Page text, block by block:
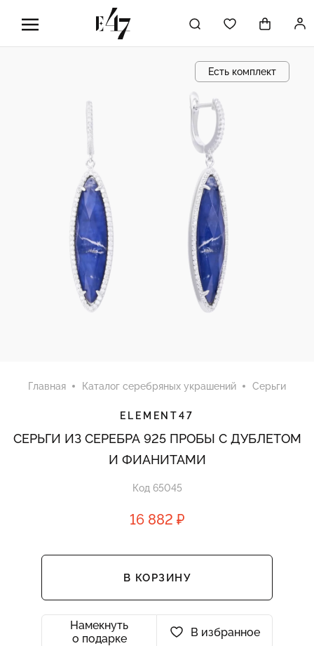
Есть комплект
Главная Каталог серебряных украшений Серьги
ELEMENT47
СЕРЬГИ ИЗ СЕРЕБРА 925 ПРОБЫ С ДУБЛЕТОМ
И ФИАНИТАМИ
Код 65045
16 882 ₽
В КОРЗИНУ
Намекнуть
о подарке
В избранное